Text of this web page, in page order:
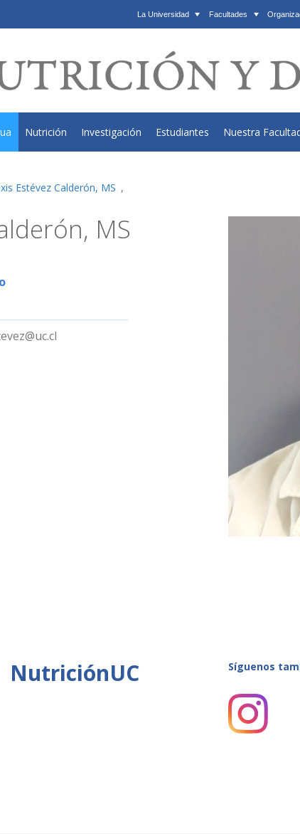
La Universidad Facultades
Nutrición Investigación Estudiantes Nuestra
,
Estévez Calderón, MS
MS
NutriciónUC Síguenos